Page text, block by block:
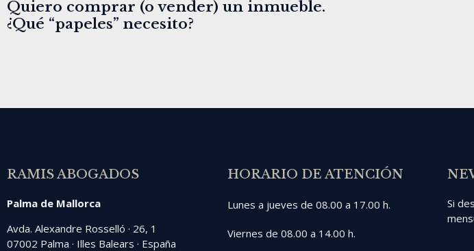
Quiero comprar (o vender) un inmueble.
¿Qué “papeles” necesito?
RAMIS ABOGADOS
Palma de Mallorca
Avda. Alexandre Rosselló · 26, 1
07002 Palma · Illes Balears · España
HORARIO DE ATENCIÓN
Lunes a jueves de 08.00 a 17.00 h.
Viernes de 08.00 a 14.00 h.
Si